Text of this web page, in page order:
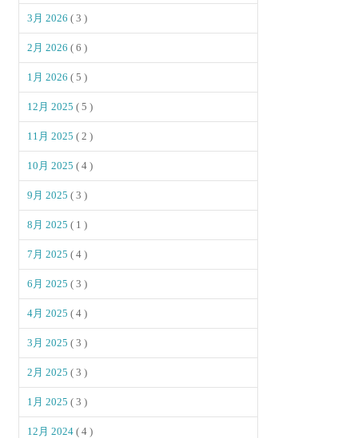
3月 2026( 3 )
2月 2026( 6 )
1月 2026( 5 )
12月 2025( 5 )
11月 2025( 2 )
10月 2025( 4 )
9月 2025( 3 )
8月 2025( 1 )
7月 2025( 4 )
6月 2025( 3 )
4月 2025( 4 )
3月 2025( 3 )
2月 2025( 3 )
1月 2025( 3 )
12月 2024( 4 )